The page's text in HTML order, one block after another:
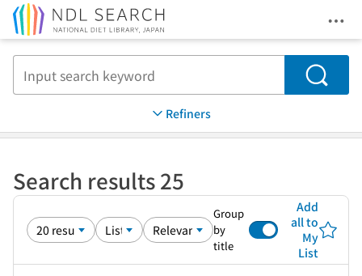
Search
Refiners
Search results 25
Group
by
title
Add
all to
My
List